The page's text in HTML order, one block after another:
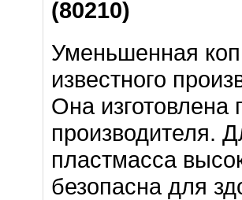
(80210)
Уменьшенная
известного
Она изготовлена
производителя.
пластмасса
безопасна для